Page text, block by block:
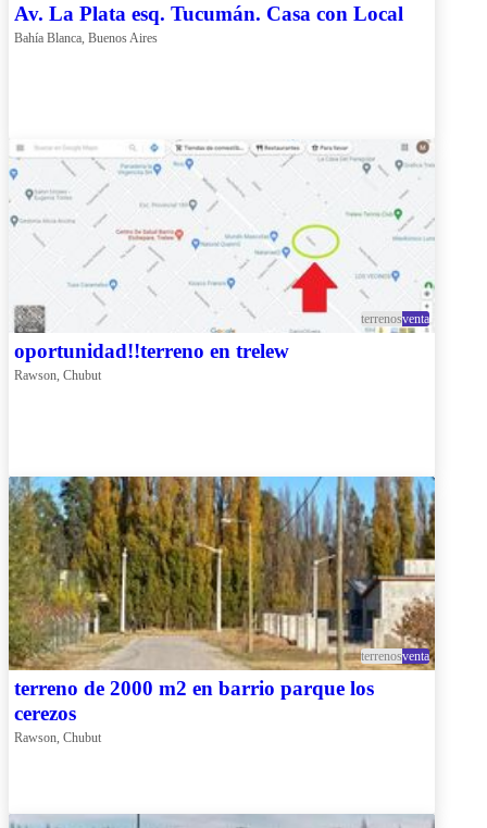
Av. La Plata esq. Tucumán. Casa con Local
Bahía Blanca, Buenos Aires
terrenosventa
oportunidad!!terreno en trelew
Rawson, Chubut
terrenosventa
terreno de 2000 m2 en barrio parque los
cerezos
Rawson, Chubut